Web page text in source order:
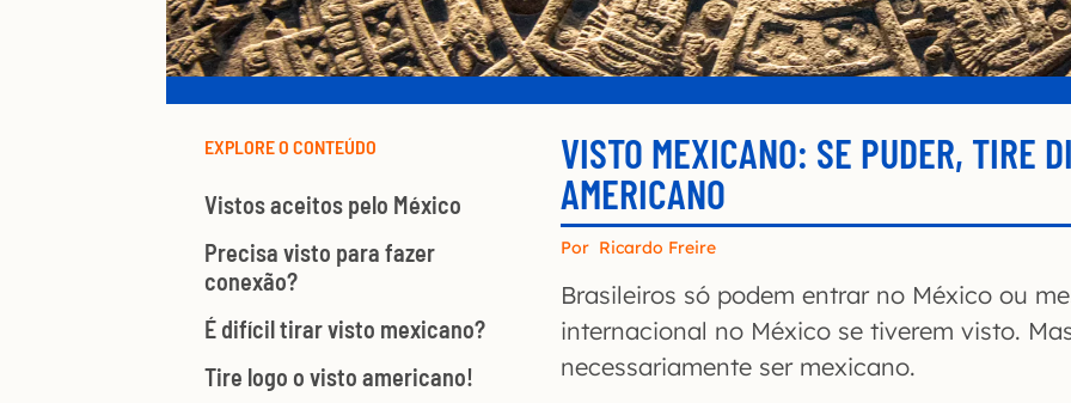
EXPLORE O CONTEÚDO
Vistos aceitos pelo México
Precisa visto para fazer
conexão?
É difícil tirar visto mexicano?
Tire logo o visto americano!
VISTO MEXICANO: SE PUDER, TIRE
AMERICANO
Por Ricardo Freire
Brasileiros só podem entrar no México ou
internacional no México se tiverem visto.
necessariamente ser mexicano.